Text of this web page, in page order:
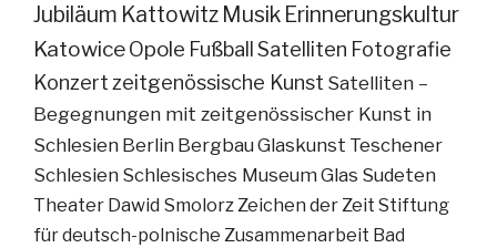
Jubiläum Kattowitz Musik Erinnerungskultur
KatowiceOpole FußballSatelliten Fotografie
Konzertzeitgenössische Kunst Satelliten –
Begegnungen mit zeitgenössischer Kunst in
Schlesien Berlin BergbauGlaskunst Teschener
Schlesien Schlesisches MuseumGlas Sudeten
Theater Dawid SmolorzZeichen der Zeit Stiftung
für deutsch-polnische Zusammenarbeit Bad